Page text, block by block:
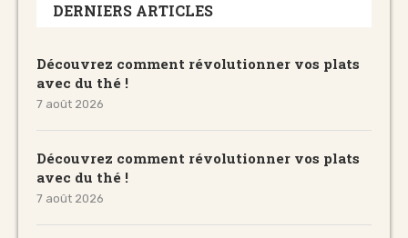
DERNIERS ARTICLES
Découvrez comment révolutionner vos plats
avec du thé !
7 août 2026
Découvrez comment révolutionner vos plats
avec du thé !
7 août 2026